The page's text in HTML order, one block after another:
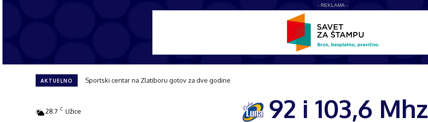
- REKLAMA -
AKTUELNO Sportski centar na Zlatiboru gotov za dve godine
28.7 C Užice 92 i 103,6 Mhz